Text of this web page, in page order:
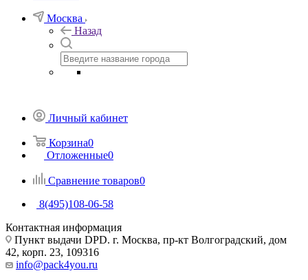
Москва
Назад
Личный кабинет
Корзина0
Отложенные0
Сравнение товаров0
8(495)108-06-58
Контактная информация
Пункт выдачи DPD. г. Москва, пр-кт Волгоградский, дом
42, корп. 23, 109316
info@pack4you.ru